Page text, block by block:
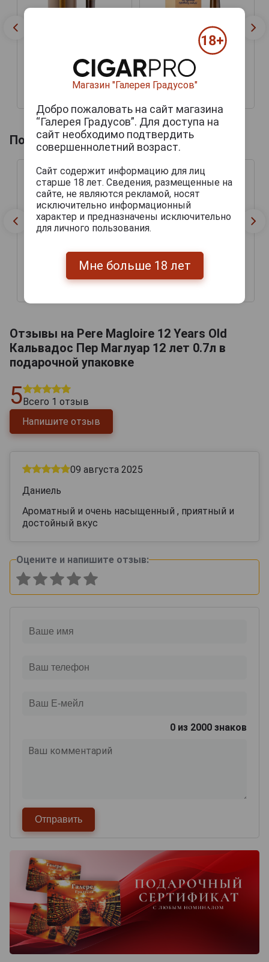
Похожие товары по году производства
Отзывы на Pere Magloire 12 Years Old
Кальвадос Пер Маглуар 12 лет 0.7л в
подарочной упаковке
5 Всего 1 отзыв
Напишите отзыв
09 августа 2025
Даниель
Ароматный и очень насыщенный , приятный и
достойный вкус
Оцените и напишите отзыв:
0 из 2000 знаков
Магазин "Галерея Градусов"
Добро пожаловать на сайт магазина
“Галерея Градусов”. Для доступа на
сайт необходимо подтвердить
совершеннолетний возраст.
Сайт содержит информацию для лиц
старше 18 лет. Сведения, размещенные на
сайте, не являются рекламой, носят
исключительно информационный
характер и предназначены исключительно
для личного пользования.
Мне больше 18 лет